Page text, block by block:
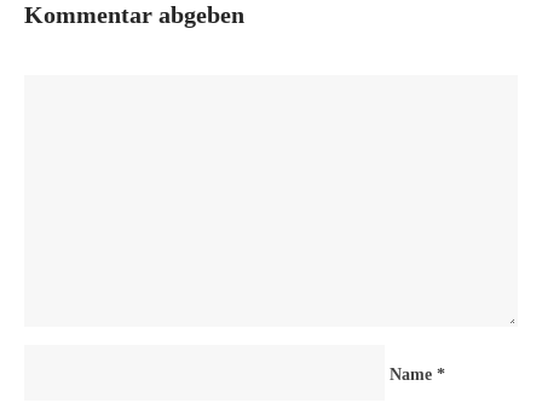
Kommentar abgeben
Name *